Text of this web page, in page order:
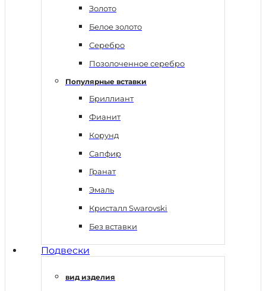
Золото
Белое золото
Серебро
Позолоченное серебро
Популярные вставки
Бриллиант
Фианит
Корунд
Сапфир
Гранат
Эмаль
Кристалл Swarovski
Без вставки
Подвески
вид изделия